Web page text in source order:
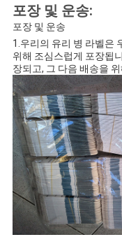
포장 및 운송:
포장 및 운송
1.우리의 유리 병 라벨은
위해 조심스럽게 포장됩
장되고, 그 다음 배송을